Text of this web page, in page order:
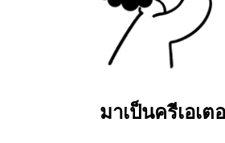
มาเป็นครีเอเต